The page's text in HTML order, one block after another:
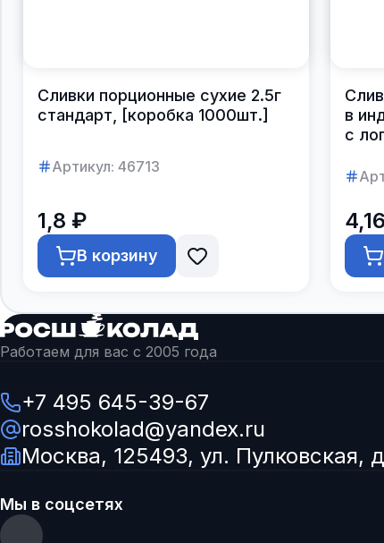
Сливки порционные сухие 2.5г
стандарт, [коробка 1000шт.]
Артикул: 46713
1,8 ₽
В корзину
в
с
Работаем для вас с 2005 года
+7 495 645-39-67
rosshokolad@yandex.ru
Москва, 125493, ул. Пулковская,
Мы в соцсетях